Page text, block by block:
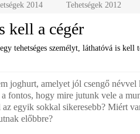
2014 Tehetségek 2012
kell a cégér
tehetséges személyt, láthatóvá is kell
joghurt, amelyet jól csengő
a fontos, hogy mire jutunk vele a
az egyik sokkal sikeresebb? Miért
előbbre?